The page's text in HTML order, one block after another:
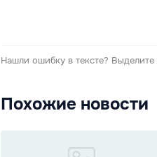
Нашли ошибку в тексте?
Похожие новости